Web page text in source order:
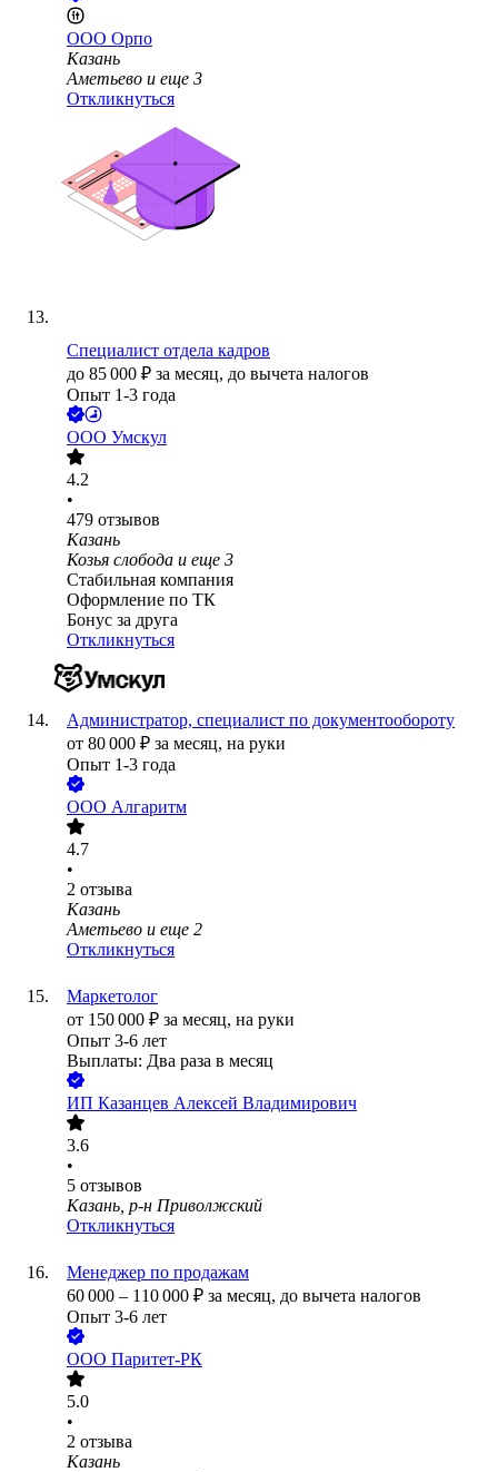
ООО Орпо
Казань
Аметьево и еще 3
Откликнуться
Специалист отдела кадров
до 85 000 ₽ за месяц, до вычета налогов
Опыт 1-3 года
ООО Умскул
4.2
•
479 отзывов
Казань
Козья слобода и еще 3
Стабильная компания
Оформление по ТК
Бонус за друга
Откликнуться
Администратор, специалист по документообороту
от 80 000 ₽ за месяц, на руки
Опыт 1-3 года
ООО Алгаритм
4.7
•
2 отзыва
Казань
Аметьево и еще 2
Откликнуться
Маркетолог
от 150 000 ₽ за месяц, на руки
Опыт 3-6 лет
Выплаты: Два раза в месяц
ИП Казанцев Алексей Владимирович
3.6
•
5 отзывов
Казань, р-н Приволжский
Откликнуться
Менеджер по продажам
60 000 – 110 000 ₽ за месяц, до вычета налогов
Опыт 3-6 лет
ООО Паритет-РК
5.0
•
2 отзыва
Казань